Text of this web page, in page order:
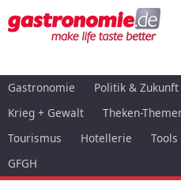
Gastronomie Politik & Zukunft
Krieg + Gewalt
Theken-
Tourismus
Hotellerie Tools
GFGH